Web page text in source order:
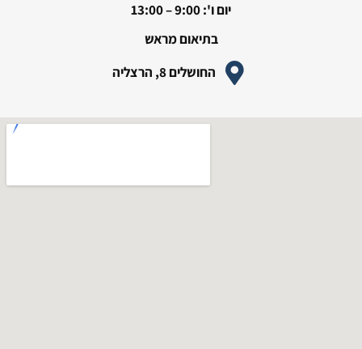
יום ו': 9:00 – 13:00
בתיאום מראש
החושלים 8, הרצליה